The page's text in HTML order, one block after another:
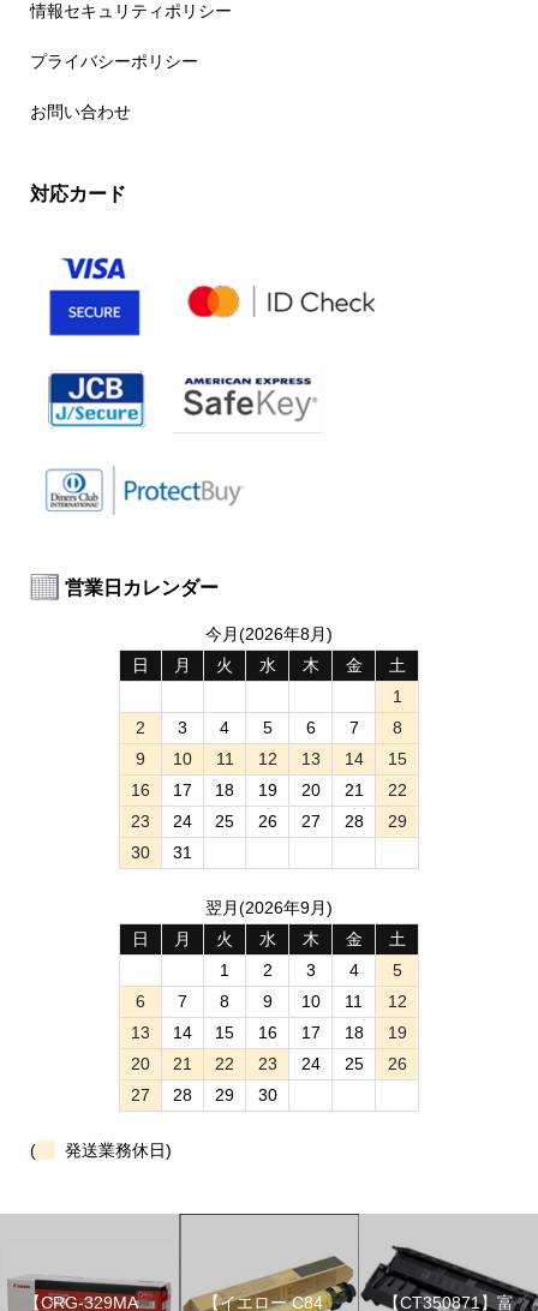
情報セキュリティポリシー
プライバシーポリシー
お問い合わせ
対応カード
営業日カレンダー
今月(2026年8月)
日
月 火 水 木 金
土
1
2
3 4 5 6 7
8
9
10 11 12 13 14
15
16
17 18 19 20 21
22
23
24 25 26 27 28
29
30
31
翌月(2026年9月)
日
月 火 水 木 金
土
1
2 3 4
5
6
7 8 9 10 11
12
13
14 15 16 17 18
19
20
21 22 23 24 25
26
27
28 29 30
( 発送業務休日)
【CRG-329MA
【イエロー C84
【CT350871】富